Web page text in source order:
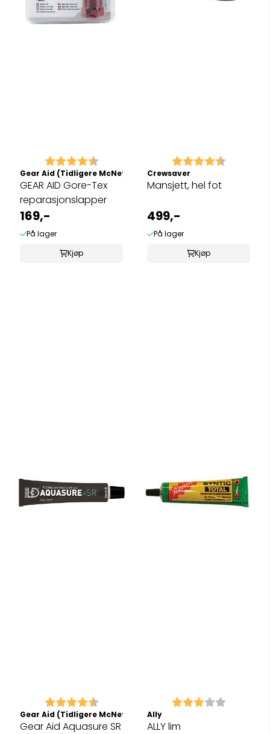
Karakter: 4.5 av 5 mulige
Gear Aid (Tidligere McNett)
GEAR AID Gore-Tex
reparasjonslapper
169,-
På lager
Kjøp
Karakter: 4.5 av 5
Crewsaver
Mansjett, hel fot
499,-
På lager
Kjøp
Karakter: 4.9 av 5 mulige
Gear Aid (Tidligere McNett)
Gear Aid Aquasure SR
Karakter: 3.0 av 5
Ally
ALLY lim